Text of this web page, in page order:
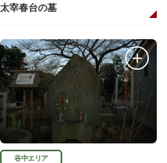
太宰春台の墓
谷中エリア